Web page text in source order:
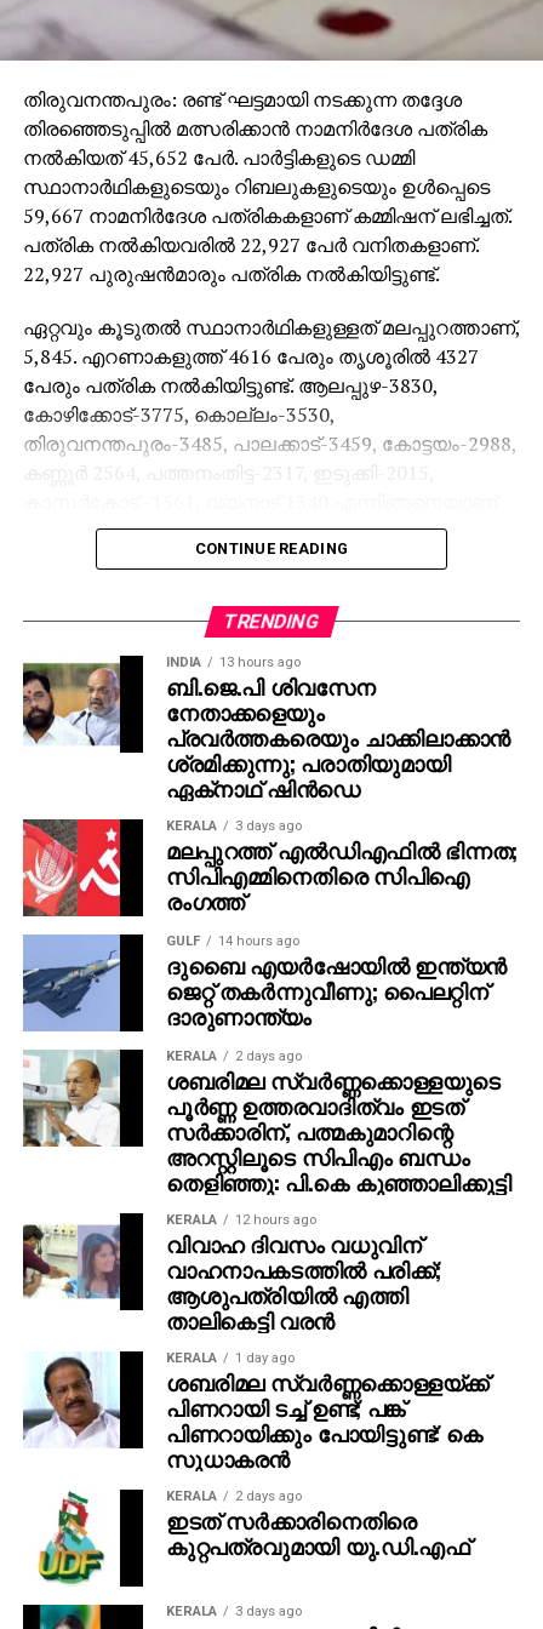
തിരുവനന്തപുരം: രണ്ട് ഘട്ടമായി നടക്കുന്ന തദ്ദേശ
തിരഞ്ഞെടുപ്പില്‍ മത്സരിക്കാന്‍ നാമനിര്‍ദേശ പത്രിക
നല്‍കിയത് 45,652 പേര്‍. പാര്‍ട്ടികളുടെ ഡമ്മി
സ്ഥാനാര്‍ഥികളുടെയും റിബലുകളുടെയും ഉള്‍പ്പെടെ
59,667 നാമനിര്‍ദേശ പത്രികകളാണ് കമ്മിഷന് ലഭിച്ചത്.
പത്രിക നല്‍കിയവരില്‍ 22,927 പേര്‍ വനിതകളാണ്.
22,927 പുരുഷന്‍മാരും പത്രിക നല്‍കിയിട്ടുണ്ട്.
ഏറ്റവും കൂടുതല്‍ സ്ഥാനാര്‍ഥികളുള്ളത് മലപ്പുറത്താണ്,
5,845. എറണാകളുത്ത് 4616 പേരും തൃശൂരില്‍ 4327
പേരും പത്രിക നല്‍കിയിട്ടുണ്ട്. ആലപ്പുഴ-3830,
കോഴിക്കോട്-3775, കൊല്ലം-3530,
തിരുവനന്തപുരം-3485, പാലക്കാട്-3459, കോട്ടയം-2988,
കണ്ണൂര്‍ 2564, പത്തനംതിട്ട-2317, ഇടുക്കി-2015,
മറ്റ് ജില്ലകളിലെ സ്ഥാനാര്‍ഥികളുടെ എണ്ണം.
ശനിയാഴ്ച രാവിലെ 10 മുതല്‍ ആരംഭിക്കും. ബന്ധപ്പെട്ട
വരണാധികാരികളാണ് നാമനിര്‍ദേശപത്രികകളുടെ
സൂക്ഷ്മപരിശോധന നടത്തുക. നാമനിര്‍ദേശ
പത്രികകളുടെ സൂക്ഷ്മ പരിശോധനാ വേളയില്‍
സ്ഥാനാര്‍ത്ഥിക്കൊപ്പം തിരഞ്ഞെടുപ്പ് ഏജന്റ്,
നിര്‍ദേശകന്‍ എന്നിവര്‍ക്കു പുറമേ സ്ഥാനാര്‍ത്ഥി എഴുതി
നല്‍കുന്ന ഒരാള്‍ക്കുകൂടി വരണാധികാരിയുടെ
മുറിയിലേക്ക് പ്രവേശനം അനുവദിക്കും.
സൂക്ഷ്മപരിശോധനാ സമയം എല്ലാ
സ്ഥാനാര്‍ത്ഥികളുടേയും നാമനിര്‍ദേശ പത്രികകള്‍
പരിശോധിക്കുന്നതിനുള്ള സൗകര്യം ഇവര്‍ക്ക് ലഭിക്കും.
സൂക്ഷ്മപരിശോധനയ്ക്ക് ശേഷം സ്വീകരിക്കപ്പെട്ട
പത്രികകള്‍ സമര്‍പ്പിച്ച സ്ഥാനാര്‍ഥികളുടെ പട്ടിക
റിട്ടേണിംഗ് ഓഫീസര്‍ പ്രസിദ്ധീകരിക്കും.
CONTINUE READING
TRENDING
INDIA 13 hours ago
ബി.ജെ.പി ശിവസേന
നേതാക്കളെയും
പ്രവര്‍ത്തകരെയും ചാക്കിലാക്കാന്‍
ശ്രമിക്കുന്നു; പരാതിയുമായി
ഏക്‌നാഥ് ഷിന്‍ഡെ
KERALA 3 days ago
മലപ്പുറത്ത് എല്‍ഡിഎഫില്‍ ഭിന്നത;
സിപിഎമ്മിനെതിരെ സിപിഐ
രംഗത്ത്
GULF 14 hours ago
ദുബൈ എയര്‍ഷോയില്‍ ഇന്ത്യന്‍
ജെറ്റ് തകര്‍ന്നുവീണു; പൈലറ്റിന്
ദാരുണാന്ത്യം
KERALA 2 days ago
ശബരിമല സ്വര്‍ണ്ണക്കൊള്ളയുടെ
പൂര്‍ണ്ണ ഉത്തരവാദിത്വം ഇടത്
സര്‍ക്കാരിന്, പത്മകുമാറിന്റെ
അറസ്റ്റിലൂടെ സിപിഎം ബന്ധം
തെളിഞ്ഞു: പി.കെ കുഞ്ഞാലിക്കുട്ടി
KERALA 12 hours ago
വിവാഹ ദിവസം വധുവിന്
വാഹനാപകടത്തില്‍ പരിക്ക്;
ആശുപത്രിയില്‍ എത്തി
താലികെട്ടി വരന്‍
KERALA 1 day ago
ശബരിമല സ്വര്‍ണ്ണക്കൊള്ളയ്ക്ക്
പിണറായി ടച്ച് ഉണ്ട്; പങ്ക്
പിണറായിക്കും പോയിട്ടുണ്ട്: കെ
സുധാകരന്‍
KERALA 2 days ago
ഇടത് സര്‍ക്കാരിനെതിരെ
കുറ്റപത്രവുമായി യു.ഡി.എഫ്
KERALA 3 days ago